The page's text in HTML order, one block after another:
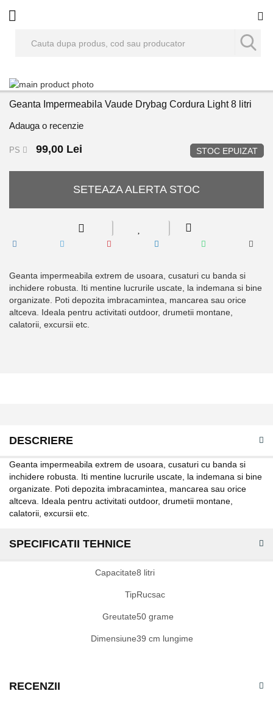
Skip
the
end
the
gallery
to
the
beginning
of
images
Geanta Impermeabila Vaude Drybag Cordura Light 8 litri
Adauga o recenzie
STOC EPUIZAT
PS 99,00 Lei
SETEAZA ALERTA STOC
Geanta impermeabila extrem de usoara, cusaturi cu banda si
inchidere robusta. Iti mentine lucrurile uscate, la indemana si bine
organizate. Poti depozita imbracamintea, mancarea sau orice
altceva. Ideala pentru activitati outdoor, drumetii montane,
calatorii, excursii etc.
DESCRIERE
Geanta impermeabila extrem de usoara, cusaturi cu banda si
inchidere robusta. Iti mentine lucrurile uscate, la indemana si bine
organizate. Poti depozita imbracamintea, mancarea sau orice
altceva. Ideala pentru activitati outdoor, drumetii montane,
calatorii, excursii etc.
SPECIFICATII TEHNICE
Capacitate8 litri
TipRucsac
Greutate50 grame
Dimensiune39 cm lungime
RECENZII